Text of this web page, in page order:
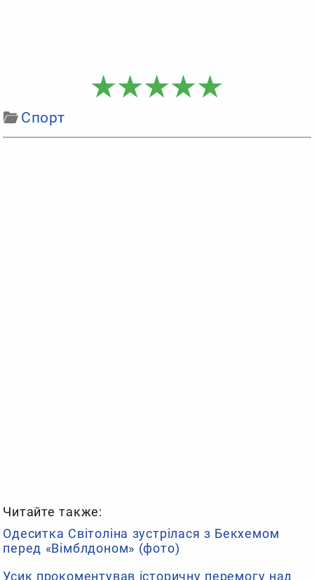
Спорт
Читайте также:
Одеситка Світоліна зустрілася з Бекхемом
перед «Вімблдоном» (фото)
Усик прокоментував історичну перемогу над